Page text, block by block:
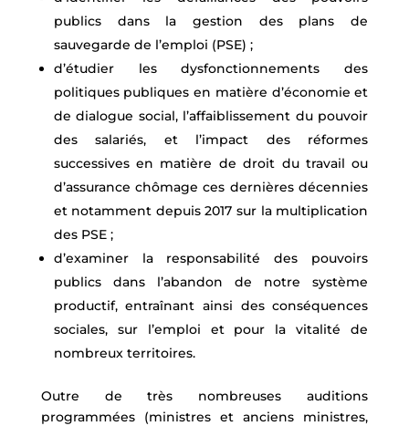
publics dans la gestion des plans de
sauvegarde de l’emploi (PSE) ;
d’étudier les dysfonctionnements des
politiques publiques en matière d’économie et
de dialogue social, l’affaiblissement du pouvoir
des salariés, et l’impact des réformes
successives en matière de droit du travail ou
d’assurance chômage ces dernières décennies
et notamment depuis 2017 sur la multiplication
des PSE ;
d’examiner la responsabilité des pouvoirs
publics dans l’abandon de notre système
productif, entraînant ainsi des conséquences
sociales, sur l’emploi et pour la vitalité de
nombreux territoires.
Outre de très nombreuses auditions
programmées (ministres et anciens ministres,